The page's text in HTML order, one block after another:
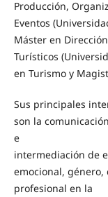
Producción,
Eventos
Máster en
Turísticos
en Turismo y
Sus principales
son la
e
intermediación de
emocional, género,
profesional en la